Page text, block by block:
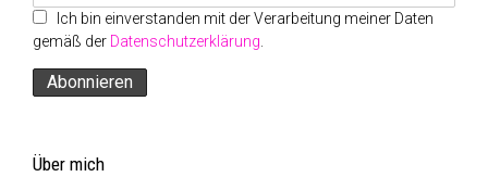
Ich bin einverstanden mit der Verarbeitung meiner Daten
gemäß der Datenschutzerklärung.
Über mich